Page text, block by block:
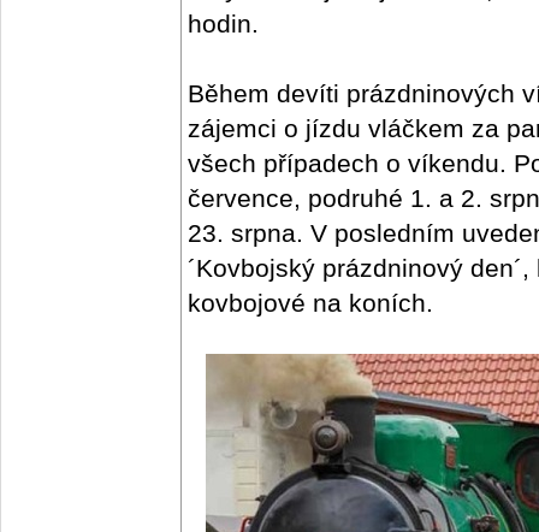
hodin.
Během devíti prázdninových
zájemci o jízdu vláčkem za
všech případech o víkendu.
července, podruhé 1. a 2.
23. srpna. V posledním
´Kovbojský prázdninový
kovbojové na koních.